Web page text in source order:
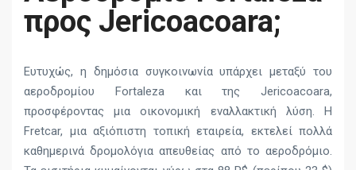
προς Jericoacoara;
Ευτυχώς, η δημόσια συγκοινωνία υπάρχει μεταξύ του
αεροδρομίου Fortaleza και της Jericoacoara,
προσφέροντας μια οικονομική εναλλακτική λύση. Η
Fretcar, μια αξιόπιστη τοπική εταιρεία, εκτελεί πολλά
καθημερινά δρομολόγια απευθείας από το αεροδρόμιο.